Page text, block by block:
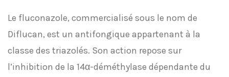
Le fluconazole, commercialisé sous le nom de
Diflucan, est un antifongique appartenant à la
classe des triazolés. Son action repose sur
l’inhibition de la 14α-déméthylase dépendante du